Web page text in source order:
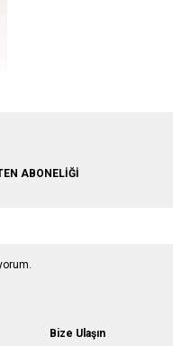
ABONELIĞI
Bize Ulaşın